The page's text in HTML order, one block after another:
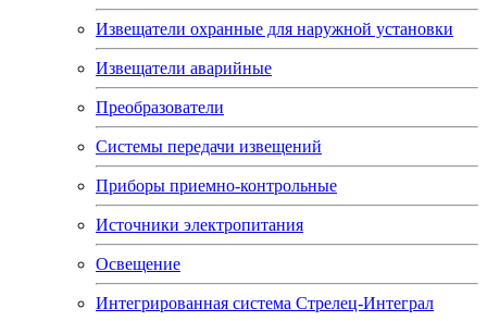
Извещатели охранные для наружной установки
Извещатели аварийные
Преобразователи
Системы передачи извещений
Приборы приемно-контрольные
Источники электропитания
Освещение
Интегрированная система Стрелец-Интеграл